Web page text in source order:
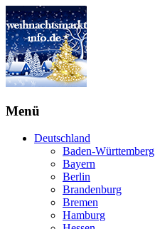
Menü
Deutschland
Baden-Württemberg
Bayern
Berlin
Brandenburg
Bremen
Hamburg